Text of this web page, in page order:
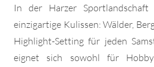
In der Harzer Sportlandschaft
einzigartige Kulissen: Wälder,
Highlight-Setting für jeden
eignet sich sowohl für